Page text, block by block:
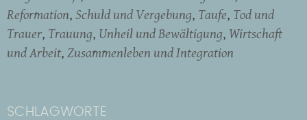
Reformation Schuld und Vergebung Taufe Tod und
Trauer Trauung Unheil und Bewältigung Wirtschaft
und Arbeit Zusammenleben und Integration
SCHLAGWORTE